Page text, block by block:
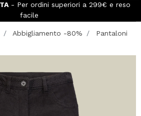
- Per ordini superiori a 299€ e reso
facile
Abbigliamento -80%
Pantaloni